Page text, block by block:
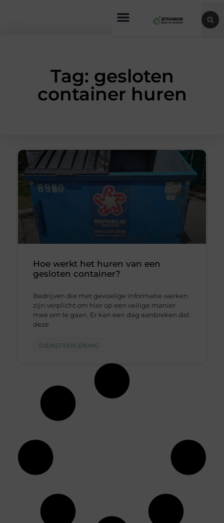
Tag: gesloten
container huren
Hoe werkt het huren van een
gesloten container?
Bedrijven die met gevoelige informatie werken
zijn verplicht om hier op een veilige manier
mee om te gaan. Er kan een dag aanbreken dat
deze
DIENSTVERLENING